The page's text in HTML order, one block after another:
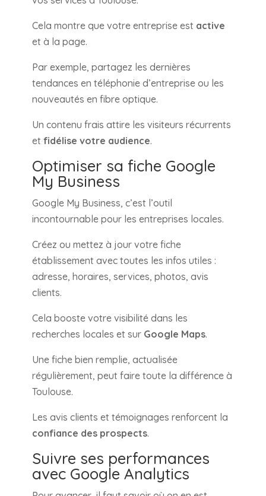
Cela montre que votre entreprise est active
et à la page.
Par exemple, partagez les dernières
tendances en téléphonie d’entreprise ou les
nouveautés en fibre optique.
Un contenu frais attire les visiteurs récurrents
et fidélise votre audience.
Optimiser sa fiche Google
My Business
Google My Business, c’est l’outil
incontournable pour les entreprises locales.
Créez ou mettez à jour votre fiche
établissement avec toutes les infos utiles :
adresse, horaires, services, photos, avis
clients.
Cela booste votre visibilité dans les
recherches locales et sur Google Maps.
Une fiche bien remplie, actualisée
régulièrement, peut faire toute la différence à
Toulouse.
Les avis clients et témoignages renforcent la
confiance des prospects.
Suivre ses performances
avec Google Analytics